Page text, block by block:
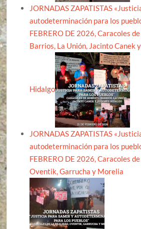
JORNADAS ZAPATISTAS
autodeterminación para los
FEBRERO DE 2026, Caracoles
Barrios, La Unión, Jacinto Canek
Hidalgo
JORNADAS ZAPATISTAS
autodeterminación para los
FEBRERO DE 2026, Caracoles
Oventik, Garrucha y Morelia